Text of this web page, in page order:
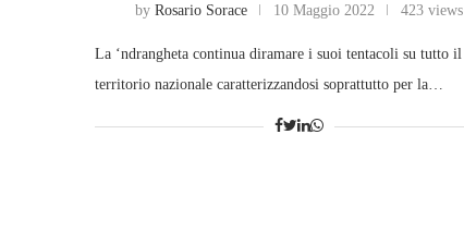
by Rosario Sorace 10 Maggio 2022 423 views
La ‘ndrangheta continua diramare i suoi tentacoli su tutto il
territorio nazionale caratterizzandosi soprattutto per la…